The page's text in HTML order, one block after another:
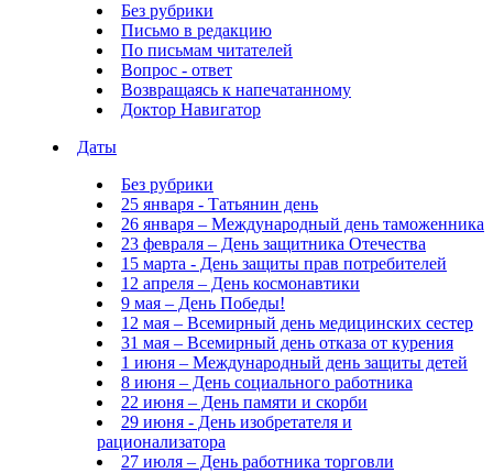
Без рубрики
Письмо в редакцию
По письмам читателей
Вопрос - ответ
Возвращаясь к напечатанному
Доктор Навигатор
Даты
Без рубрики
25 января - Татьянин день
26 января – Международный день таможенника
23 февраля – День защитника Отечества
15 марта - День защиты прав потребителей
12 апреля – День космонавтики
9 мая – День Победы!
12 мая – Всемирный день медицинских сестер
31 мая – Всемирный день отказа от курения
1 июня – Международный день защиты детей
8 июня – День социального работника
22 июня – День памяти и скорби
29 июня - День изобретателя и
рационализатора
27 июля – День работника торговли